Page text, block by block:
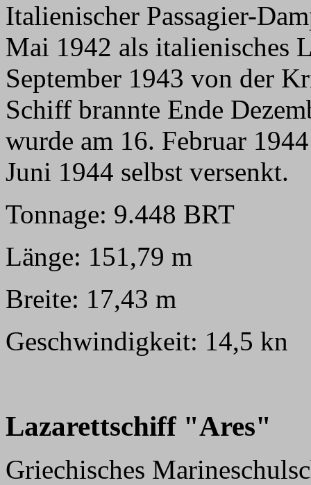
Italienischer Passagier-
Mai 1942 als italienisches
September 1943 von der
Schiff brannte Ende
wurde am 16. Februar
Juni 1944 selbst versenkt.
Tonnage: 9.448 BRT
Länge: 151,79 m
Breite: 17,43 m
Geschwindigkeit: 14,5 kn
Lazarettschiff "Ares"
Griechisches